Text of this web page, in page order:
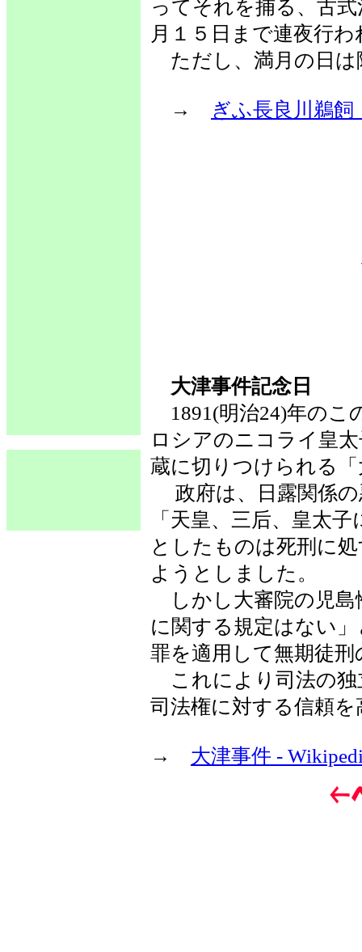
ってそれを捕る、古
月１５日まで連夜行
ただし、満月の日は
→ ぎふ長良川鵜
大津事件記念日
1891(明治24)年のこ
ロシアのニコライ皇
蔵に切りつけられる
政府は、日露関係の
「天皇、三后、皇太
としたものは死刑に
ようとしました。
しかし大審院の児島
に関する規定はない
罪を適用して無期徒
これにより司法の独
司法権に対する信頼
→ 大津事件 -